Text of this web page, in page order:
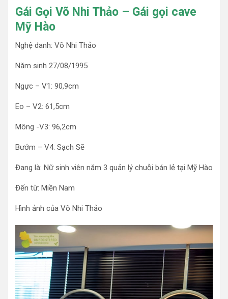
Gái Gọi Võ Nhi Thảo – Gái gọi cave
Mỹ Hào
Nghệ danh: Võ Nhi Thảo
Năm sinh 27/08/1995
Ngực – V1: 90,9cm
Eo – V2: 61,5cm
Mông -V3: 96,2cm
Bướm – V4: Sạch Sẽ
Đang là: Nữ sinh viên năm 3 quản lý chuỗi bán lẻ tại Mỹ Hào
Đến từ: Miền Nam
Hình ảnh của Võ Nhi Thảo